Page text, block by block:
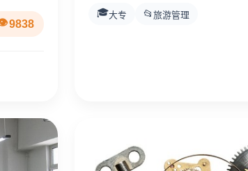
9838
🎓大专 📂 旅游管理